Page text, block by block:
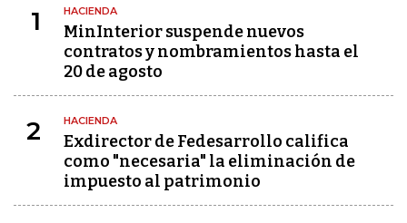
1 HACIENDA
MinInterior suspende nuevos
contratos y nombramientos hasta el
20 de agosto
2 HACIENDA
Exdirector de Fedesarrollo califica
como "necesaria" la eliminación de
impuesto al patrimonio